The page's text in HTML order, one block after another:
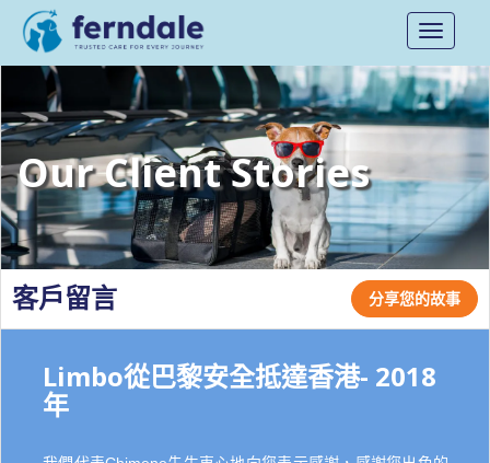
Toggle
Our Client Stories
客戶留言 分享您的故事
Limbo從巴黎安全抵達香港- 2018
年